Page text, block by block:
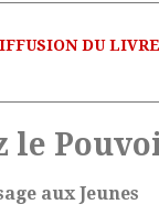
DU
le
aux Jeunes